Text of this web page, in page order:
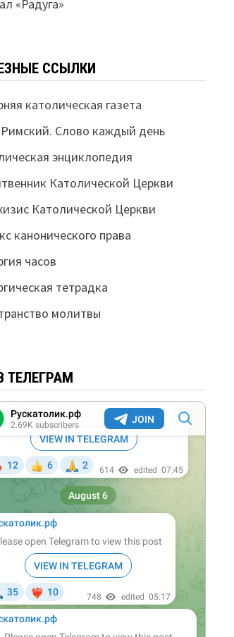
«Радуга»
ССЫЛКИ
католическая газета
Слово каждый день
энциклопедия
Католической Церкви
Католической Церкви
канонического права
часов
тетрадка
молитвы
ТЕЛЕГРАМ